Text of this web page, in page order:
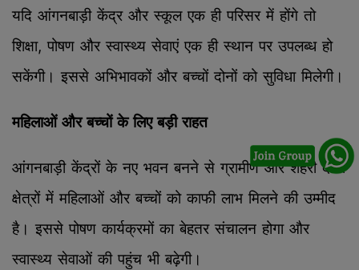
यदि आंगनबाड़ी केंद्र और स्कूल एक ही परिसर में होंगे तो
शिक्षा, पोषण और स्वास्थ्य सेवाएं एक ही स्थान पर उपलब्ध हो
सकेंगी। इससे अभिभावकों और बच्चों दोनों को सुविधा मिलेगी।
महिलाओं और बच्चों के लिए बड़ी राहत
आंगनबाड़ी केंद्रों के नए भवन बनने से ग्रामीण और शहरी दोनों
क्षेत्रों में महिलाओं और बच्चों को काफी लाभ मिलने की उम्मीद
है। इससे पोषण कार्यक्रमों का बेहतर संचालन होगा और
स्वास्थ्य सेवाओं की पहुंच भी बढ़ेगी।